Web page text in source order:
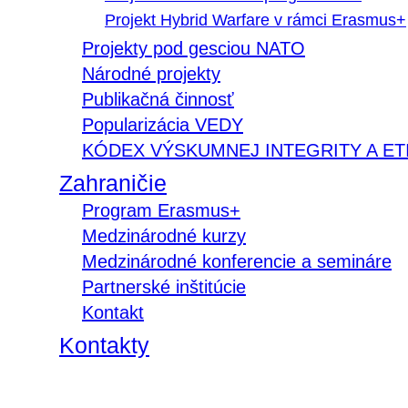
Projekt Hybrid Warfare v rámci Erasmus+
Projekty pod gesciou NATO
Národné projekty
Publikačná činnosť
Popularizácia VEDY
KÓDEX VÝSKUMNEJ INTEGRITY A
Zahraničie
Program Erasmus+
Medzinárodné kurzy
Medzinárodné konferencie a semináre
Partnerské inštitúcie
Kontakt
Kontakty